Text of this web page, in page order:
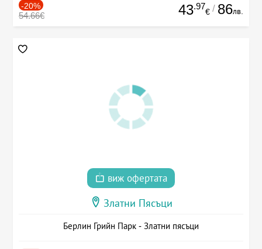
-20%
54.66€ 43.97
€ / 86лв.
виж офертата
Златни Пясъци
Берлин Грийн Парк - Златни пясъци